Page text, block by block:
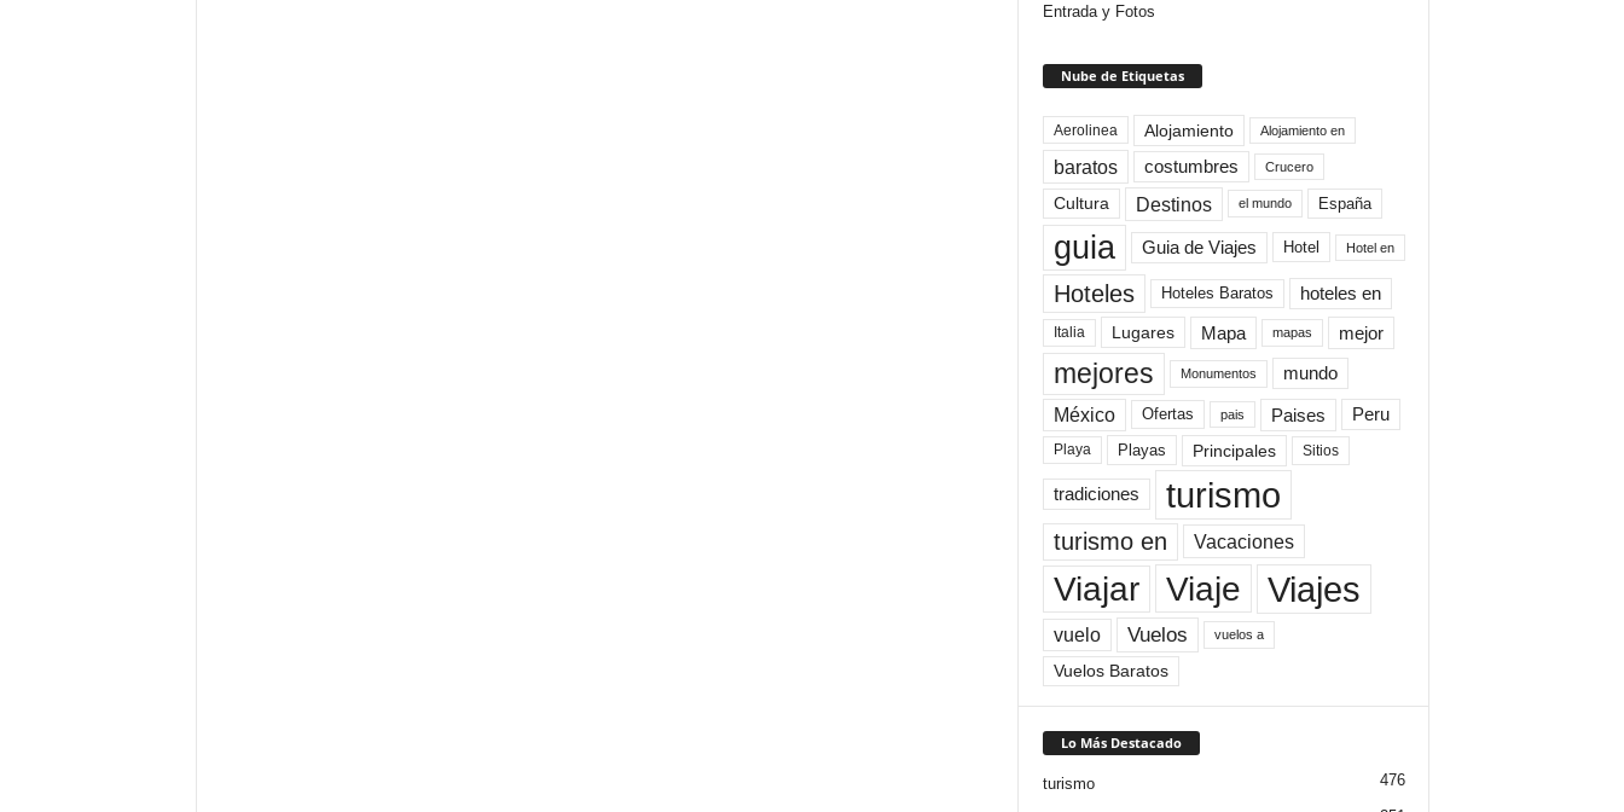
Entrada y Fotos
Nube de Etiquetas
Aerolinea Alojamiento Alojamiento en
baratos costumbres Crucero
Cultura Destinos el mundo España
guia Guia de Viajes Hotel Hotel en
Hoteles Hoteles Baratos hoteles en
Italia Lugares Mapa mapas mejor
mejores Monumentos mundo
México Ofertas pais Paises Peru
Playa Playas Principales Sitios
tradiciones turismo
turismo en Vacaciones
Viajar Viaje Viajes
vuelo Vuelos vuelos a
Vuelos Baratos
Lo Más Destacado
turismo 476